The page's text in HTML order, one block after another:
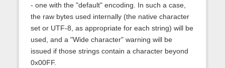
- one with the "default" encoding. In such a case,
the raw bytes used internally (the native character
set or UTF-8, as appropriate for each string) will be
used, and a "Wide character" warning will be
issued if those strings contain a character beyond
0x00FF.